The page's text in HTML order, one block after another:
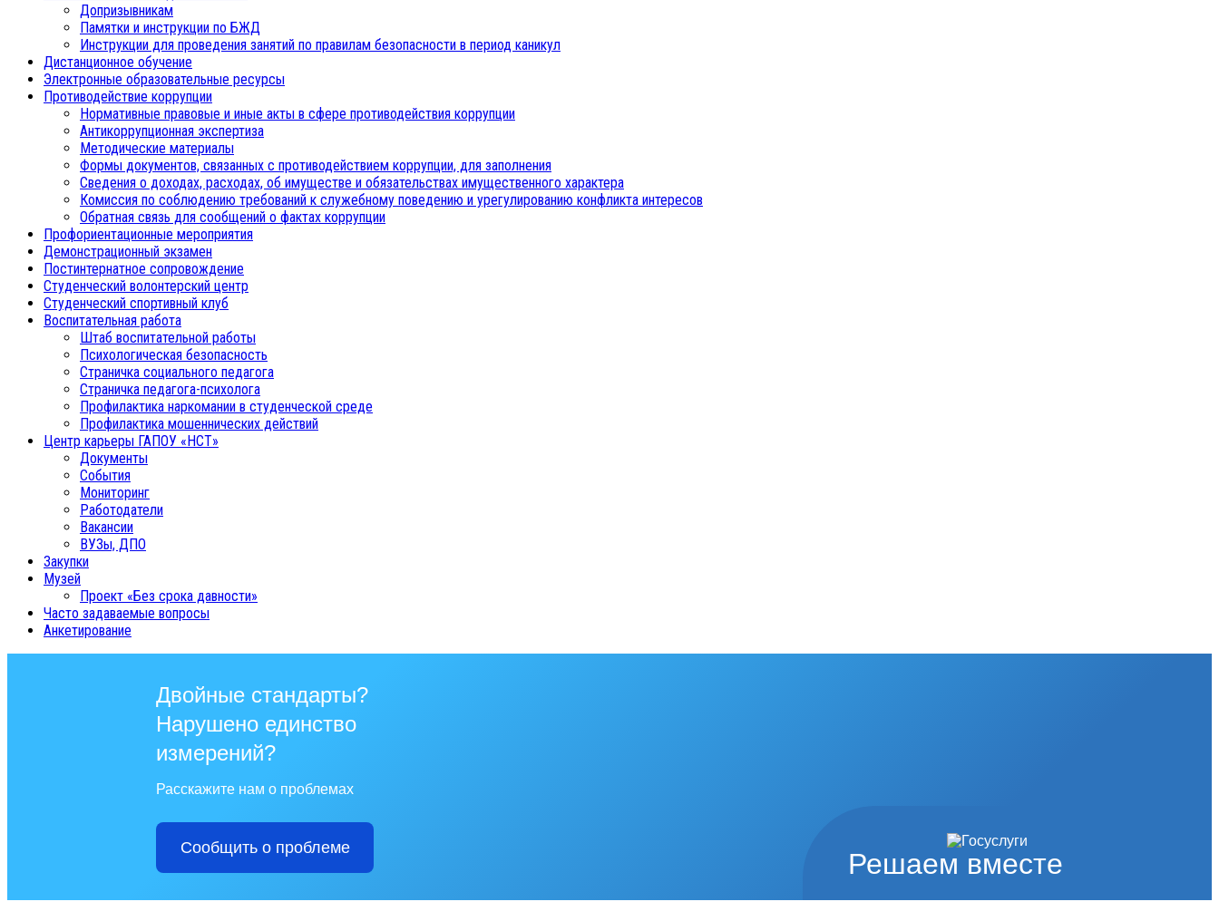
Допризывникам
Памятки и инструкции по БЖД
Инструкции для проведения занятий по правилам безопасности в период каникул
Дистанционное обучение
Электронные образовательные ресурсы
Противодействие коррупции
Нормативные правовые и иные акты в сфере противодействия коррупции
Антикоррупционная экспертиза
Методические материалы
Формы документов, связанных с противодействием коррупции, для заполнения
Сведения о доходах, расходах, об имуществе и обязательствах имущественного характера
Комиссия по соблюдению требований к служебному поведению и урегулированию конфликта интересов
Обратная связь для сообщений о фактах коррупции
Профориентационные мероприятия
Демонстрационный экзамен
Постинтернатное сопровождение
Студенческий волонтерский центр
Студенческий спортивный клуб
Воспитательная работа
Штаб воспитательной работы
Психологическая безопасность
Страничка социального педагога
Страничка педагога-психолога
Профилактика наркомании в студенческой среде
Профилактика мошеннических действий
Центр карьеры ГАПОУ «НСТ»
Документы
События
Мониторинг
Работодатели
Вакансии
ВУЗы, ДПО
Закупки
Музей
Проект «Без срока давности»
Часто задаваемые вопросы
Анкетирование
Решаем вместе
Двойные стандарты?
Нарушено единство
измерений?
Расскажите нам о проблемах
Сообщить о проблеме